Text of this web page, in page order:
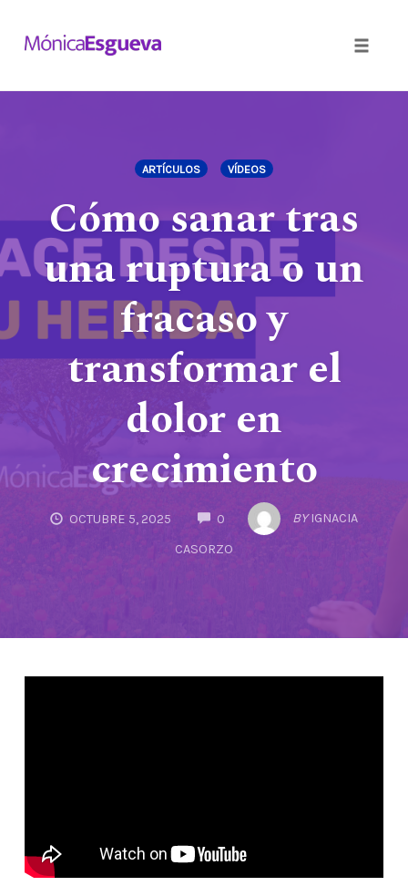
ARTÍCULOS VÍDEOS
Cómo sanar tras
una ruptura o un
fracaso y
transformar el
dolor en
crecimiento
OCTUBRE 5, 2025 0 COMMENTSBY IGNACIA
CASORZO